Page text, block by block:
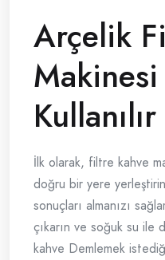
Arçelik
Makinesi
Kullanılır
İlk olarak, filtre kahve
doğru bir yere
sonuçları almanızı
çıkarın ve soğuk su ile
kahve Demlemek